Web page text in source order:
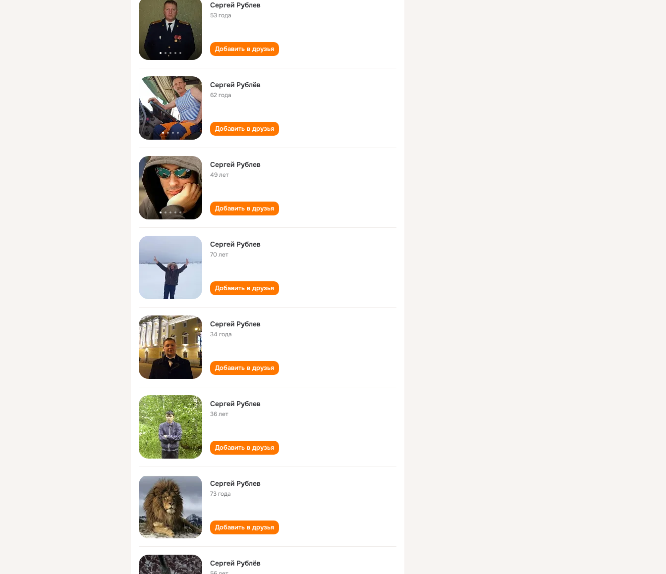
Сергей Рублев
53 года
Добавить в друзья
Сергей Рублёв
62 года
Добавить в друзья
Сергей Рублев
49 лет
Добавить в друзья
Сергей Рублев
70 лет
Добавить в друзья
Сергей Рублев
34 года
Добавить в друзья
Сергей Рублев
36 лет
Добавить в друзья
Сергей Рублев
73 года
Добавить в друзья
Сергей Рублёв